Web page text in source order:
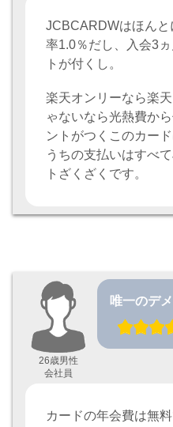
JCBCARDWはほん
率1.0％だし、入会3
トが付くし。
楽天オンリーなら楽
ゃないなら光熱費か
ントがつくこのカード
うちの支払いはすべ
トざくざくです。
26歳男性
会社員
唯一のデ
カードの年会費は無